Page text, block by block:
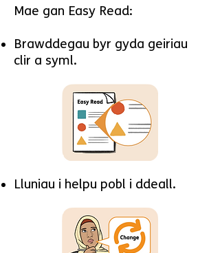
Mae gan Easy Read:
Brawddegau byr gyda geiriau
clir a syml.
Lluniau i helpu pobl i ddeall.